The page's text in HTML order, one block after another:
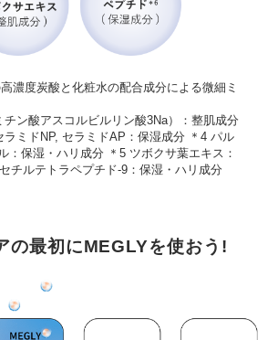
濃度炭酸と化粧水の配合成分による微細ミ
チン酸アスコルビルリン酸3Na）：整肌成分
ラミドNP, セラミドAP：保湿成分 ＊4 パル
：保湿・ハリ成分 ＊5 ツボクサ葉エキス：
チルテトラペプチド-9：保湿・ハリ成分
の最初にMEGLYを使おう!